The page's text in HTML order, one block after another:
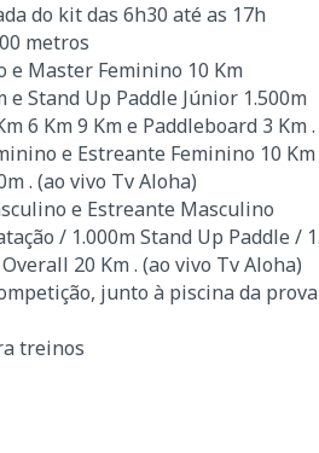
do kit das 6h30 até as 17h
metros
e Master Feminino 10 Km
e Stand Up Paddle Júnior 1.500m
6 Km 9 Km e Paddleboard 3 Km
e Estreante Feminino 10 Km
. (ao vivo Tv Aloha)
e Estreante Masculino
/ 1.000m Stand Up Paddle /
20 Km . (ao vivo Tv Aloha)
junto à piscina da prova
treinos